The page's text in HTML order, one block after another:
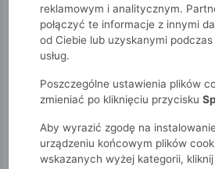
51015kids Dziewczynki 2-7 lat
Bielizna
reklamowym i analitycznym.
połączyć te informacje z innymi
od Ciebie lub uzyskanymi
usług.
Poszczególne ustawienia plików
zmieniać po kliknięciu przycisku
Aby wyrazić zgodę na
urządzeniu końcowym plików
wskazanych wyżej kategorii,